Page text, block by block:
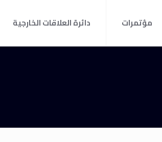
مؤتمرات دائرة العلاقات الخارجية